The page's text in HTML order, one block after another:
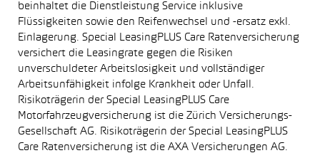
beinhaltet die Dienstleistung Service inklusive
Flüssigkeiten sowie den Reifenwechsel und -ersatz exkl.
Einlagerung. Special LeasingPLUS Care Ratenversicherung
versichert die Leasingrate gegen die Risiken
unverschuldeter Arbeitslosigkeit und vollständiger
Arbeitsunfähigkeit infolge Krankheit oder Unfall.
Risikoträgerin der Special LeasingPLUS Care
Motorfahrzeugversicherung ist die Zürich Versicherungs-
Gesellschaft AG. Risikoträgerin der Special LeasingPLUS
Care Ratenversicherung ist die AXA Versicherungen AG.